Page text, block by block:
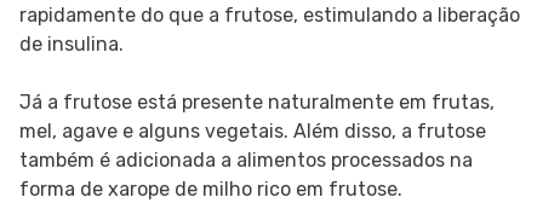
rapidamente do que a frutose, estimulando a liberação
de insulina.
Já a frutose está presente naturalmente em frutas,
mel, agave e alguns vegetais. Além disso, a frutose
também é adicionada a alimentos processados ​​na
forma de xarope de milho rico em frutose.